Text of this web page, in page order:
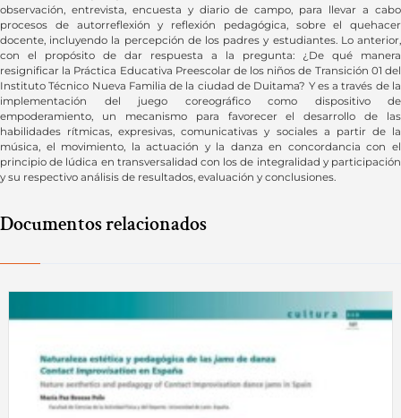
observación, entrevista, encuesta y diario de campo, para llevar a cabo
procesos de autorreflexión y reflexión pedagógica, sobre el quehacer
docente, incluyendo la percepción de los padres y estudiantes. Lo anterior,
con el propósito de dar respuesta a la pregunta: ¿De qué manera
resignificar la Práctica Educativa Preescolar de los niños de Transición 01 del
Instituto Técnico Nueva Familia de la ciudad de Duitama? Y es a través de la
implementación del juego coreográfico como dispositivo de
empoderamiento, un mecanismo para favorecer el desarrollo de las
habilidades rítmicas, expresivas, comunicativas y sociales a partir de la
música, el movimiento, la actuación y la danza en concordancia con el
principio de lúdica en transversalidad con los de integralidad y participación
y su respectivo análisis de resultados, evaluación y conclusiones.
Documentos relacionados